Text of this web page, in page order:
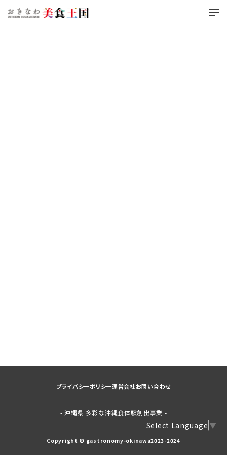
プライバシーポリシー運営会社お問い合わせ
- 沖縄県 多彩な沖縄食体験創出事業 -
Select Language ▼
Copyright © gastronomy-okinawa2023-2024